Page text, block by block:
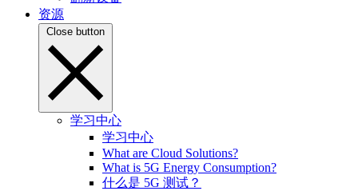
资源
Close button
学习中心
学习中心
What are Cloud Solutions?
What is 5G Energy Consumption?
什么是 5G 测试？